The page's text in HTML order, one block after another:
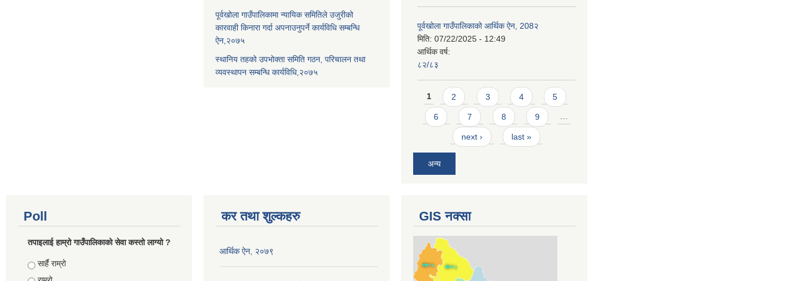
पूर्वखोला गाउँपालिकामा न्यायिक समितिले उजुरीको
कारवाही किनारा गर्दा अपनाउनुपर्ने कार्यविधि सम्बन्धि
ऐन,२०७५
स्थानिय तहको उपभोक्ता समिति गठन, परिचालन तथा
व्यवस्थापन सम्बन्धि कार्यविधि,२०७५
पूर्वखोला गाउँपालिकाको आर्थिक ऐन, 208२
मिति: 07/22/2025 - 12:49
आर्थिक वर्ष:
८२/८३
Pages
1 2 3 4 5
6 7 8 9 …
next › last »
अन्य
Poll
तपाइलाई हाम्रो गाउँपालिकाको सेवा कस्तो लाग्यो ?
Choices
सार्है राम्रो
कर तथा शुल्कहरु
आर्थिक ऐन, २०७९
GIS नक्सा